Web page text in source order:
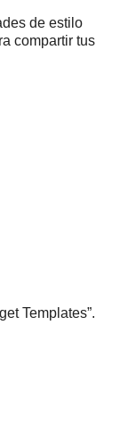
de estilo
compartir tus
Templates”.